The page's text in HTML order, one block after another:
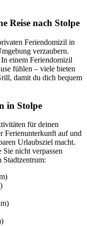
Reise nach Stolpe
Feriendomizil in
verzaubern.
einem Feriendomizil
fühlen – viele bieten
damit du dich bequem
in Stolpe
für deinen
Ferienunterkunft auf und
Urlaubsziel macht.
nicht verpassen